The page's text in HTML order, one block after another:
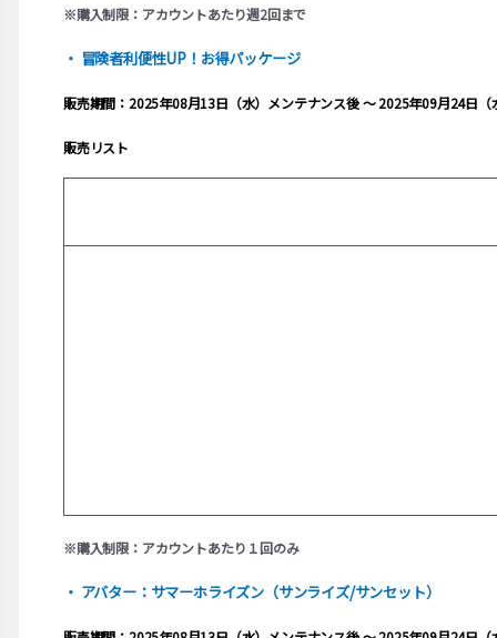
※購入制限：アカウントあたり週2回まで
・ 冒険者利便性UP！お得パッケージ
販売期間：2025年08月13日（水）メンテナンス後 ～ 2025年09月24日（
販売リスト
※購入制限：アカウントあたり１回のみ
・ アバター：サマーホライズン（サンライズ/サンセット）